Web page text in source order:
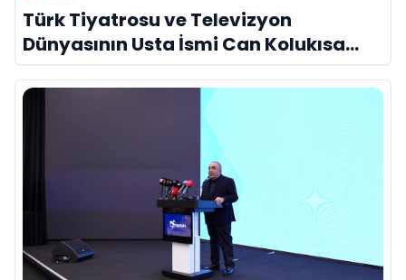
Türk Tiyatrosu ve Televizyon
Dünyasının Usta İsmi Can Kolukısa
Hayatını Kaybetti